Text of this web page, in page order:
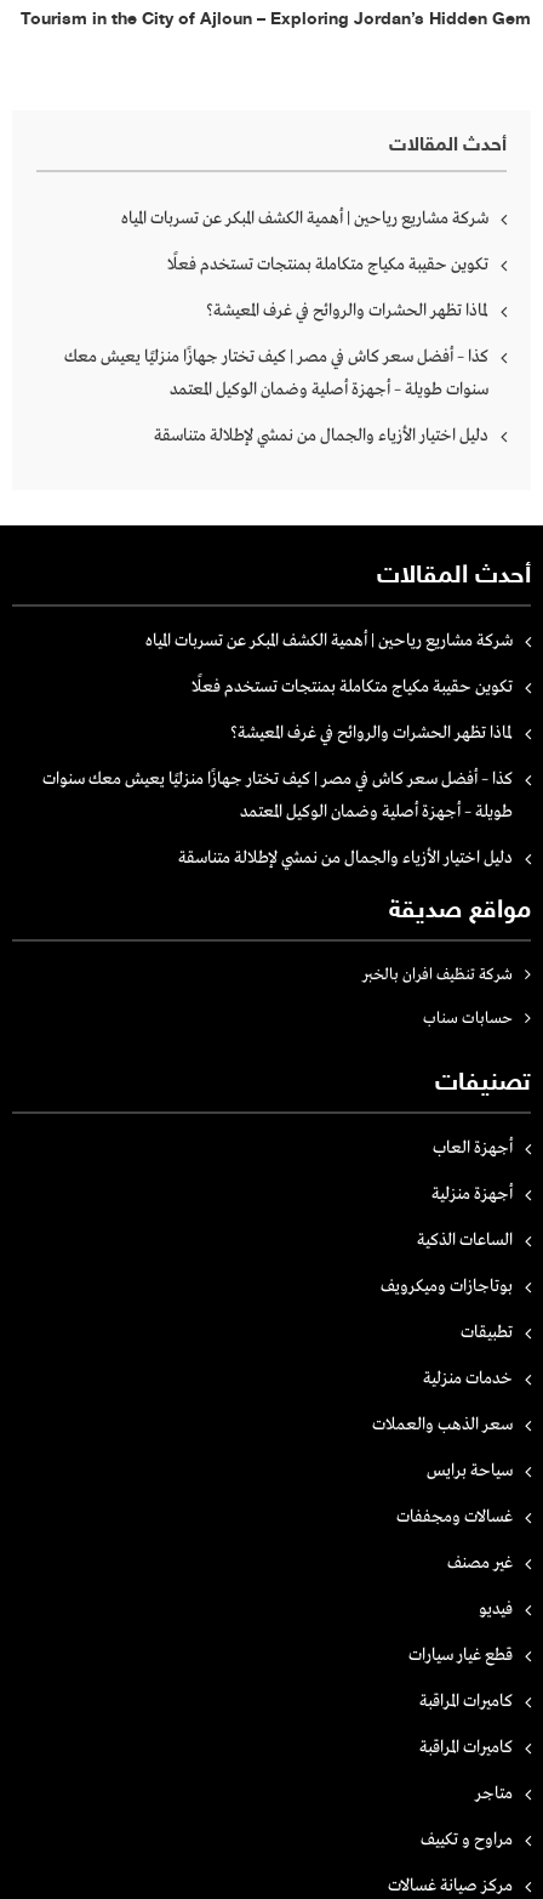
Tourism in the City of Ajloun – Exploring Jordan’s Hidden Gem
أحدث المقالات
شركة مشاريع رياحين | أهمية الكشف المبكر عن تسربات المياه
تكوين حقيبة مكياج متكاملة بمنتجات تستخدم فعلًا
لماذا تظهر الحشرات والروائح في غرف المعيشة؟
كذا – أفضل سعر كاش في مصر | كيف تختار جهازًا منزليًا يعيش معك
سنوات طويلة – أجهزة أصلية وضمان الوكيل المعتمد
دليل اختيار الأزياء والجمال من نمشي لإطلالة متناسقة
أحدث المقالات
شركة مشاريع رياحين | أهمية الكشف المبكر عن تسربات المياه
تكوين حقيبة مكياج متكاملة بمنتجات تستخدم فعلًا
لماذا تظهر الحشرات والروائح في غرف المعيشة؟
كذا – أفضل سعر كاش في مصر | كيف تختار جهازًا منزليًا يعيش معك سنوات
طويلة – أجهزة أصلية وضمان الوكيل المعتمد
دليل اختيار الأزياء والجمال من نمشي لإطلالة متناسقة
مواقع صديقة
شركة تنظيف افران بالخبر
حسابات سناب
تصنيفات
أجهزة العاب
أجهزة منزلية
الساعات الذكية
بوتاجازات وميكرويف
تطبيقات
خدمات منزلية
سعر الذهب والعملات
سياحة برايس
غسالات ومجففات
غير مصنف
فيديو
قطع غيار سيارات
كاميرات المراقبة
كاميرات المراقبة
متاجر
مراوح و تكييف
مركز صيانة غسالات